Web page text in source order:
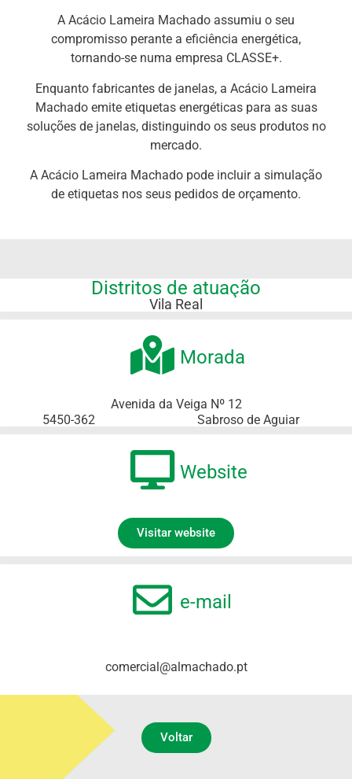
A Acácio Lameira Machado assumiu o seu
compromisso perante a eficiência energética,
tornando-se numa empresa CLASSE+.
Enquanto fabricantes de janelas, a Acácio Lameira
Machado emite etiquetas energéticas para as suas
soluções de janelas, distinguindo os seus produtos no
mercado.
A Acácio Lameira Machado pode incluir a simulação
de etiquetas nos seus pedidos de orçamento.
Distritos de atuação
Vila Real
Morada
Avenida da Veiga Nº 12
5450-362
Sabroso de Aguiar
Website
Visitar website
e-mail
comercial@almachado.pt
Voltar